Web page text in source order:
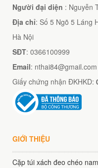
Người đại diện : Nguyễn
Địa chỉ: Số 5 Ngõ 5 Láng
Hà Nội
SĐT: 0366100999
Email: nthai84@gmail.com
Giấy chứng nhận ĐKHKD:
GIỚI THIỆU
Cặp túi xách đeo chéo